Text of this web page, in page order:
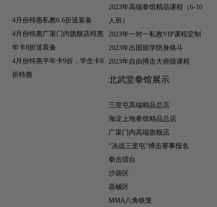
4月份特惠私教6.6折送装备
4月份特惠广渠门内旗舰店特惠
年卡8折送装备
4月份特惠半年卡9折，学生卡8
折特惠
2023年高端拳馆精品课程（6-10
人班）
2023年一对一私教VIP课程定制
2023年出国留学防身格斗
2023年自由搏击大师级课程
北武堂拳馆展示
三里屯高端精品总店
海淀上地拳馆精品总店
广渠门内高端旗舰店
“决战三里屯”搏击赛事报名
拳击擂台
沙袋区
器械区
MMA八角铁笼